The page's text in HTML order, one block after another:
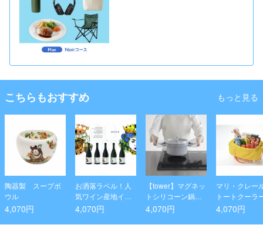
こちらもおすすめ もっと見る
陶器製 スープボ
ウル
4,070円
お洒落ラベル！人
気ワイン産地イタ
リアのシチリア州
いの赤ワイン！セ
4,070円
【tower】マグネッ
トシリコーン鍋つ
かみ 2個組
4,070円
マリ・クレー
トートクーラ
ック(スクエア)
4,070円